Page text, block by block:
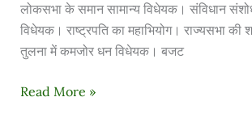
लोकसभा के समान सामान्य विधेयक। संविधान
विधेयक। राष्ट्रपति का महाभियोग। राज्यसभा की
तुलना में कमजोर धन विधेयक। बजट
Read More »